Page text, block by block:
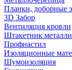
Планки, доборные
3D Забор
Вентиляция кровли
Штакетник
Профнастил
Изоляционные
Шумоизоляция